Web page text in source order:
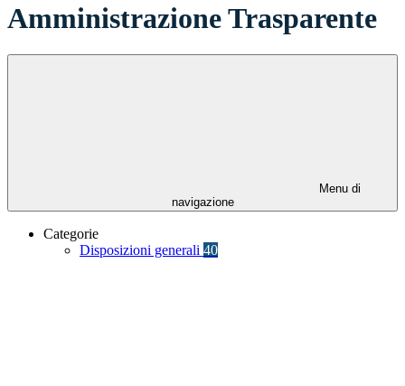
Amministrazione Trasparente
Menu di
navigazione
Categorie
Disposizioni generali 40